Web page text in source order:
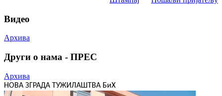
Видео
Архива
Други о нама - ПРЕС
Архива
НОВА ЗГРАДА ТУЖИЛАШТВА БиХ